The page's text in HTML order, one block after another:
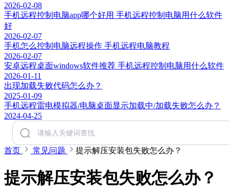
2026-02-08
手机远程控制电脑app哪个好用 手机远程控制电脑用什么软件
好
2026-02-07
手机怎么控制电脑远程操作 手机远程电脑教程
2026-02-07
安卓远程桌面windows软件推荐 手机远程控制电脑用什么软件
2026-01-11
出现加载失败代码怎么办？
2025-01-09
手机远程雷电模拟器/电脑桌面显示加载中/加载失败怎么办？
2024-04-25
首页 常见问题 提示解压安装包失败怎么办？
提示解压安装包失败怎么办？